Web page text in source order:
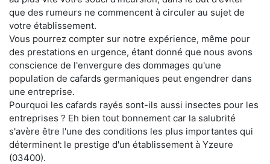
que des rumeurs ne commencent à circuler au sujet de
votre établissement.
Vous pourrez compter sur notre expérience, même pour
des prestations en urgence, étant donné que nous avons
conscience de l'envergure des dommages qu'une
population de cafards germaniques peut engendrer dans
une entreprise.
Pourquoi les cafards rayés sont-ils aussi insectes pour les
entreprises ? Eh bien tout bonnement car la salubrité
s'avère être l'une des conditions les plus importantes qui
déterminent le prestige d'un établissement à Yzeure
(03400).